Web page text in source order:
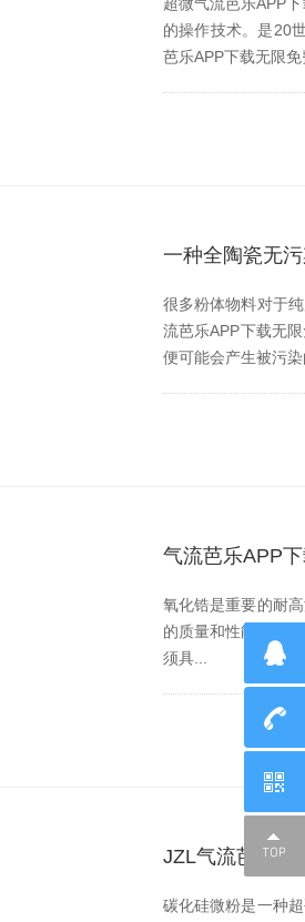
的操作技术。是20
芭乐APP下载无限免费
一种全陶瓷无
很多粉体物料对于纯
流芭乐APP下载无限
便可能会产生被污染的
气流芭乐APP
氧化锆是重要的耐高
的质量和性能，
须具...
JZL气流芭乐
碳化硅微粉是一种超